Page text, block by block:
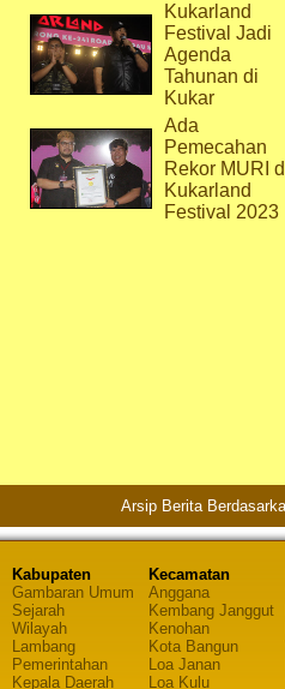
Kukarland
Festival Jadi
Agenda
Tahunan di
Kukar
Ada
Pemecahan
Rekor MURI
Kukarland
Festival 2023
Arsip Berita
Kabupaten
Gambaran Umum
Sejarah
Wilayah
Lambang
Pemerintahan
Kepala Daerah
Kecamatan
Anggana
Kembang Janggut
Kenohan
Kota Bangun
Loa Janan
Loa Kulu